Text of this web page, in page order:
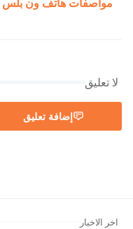
لا تعليق
إضافة تعليق
اخر الاخبار